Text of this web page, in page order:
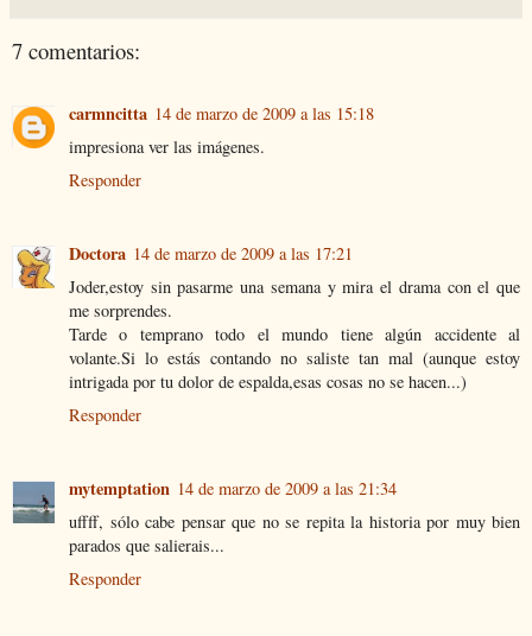
7 comentarios:
carmncitta 14 de marzo de 2009 a las 15:18
impresiona ver las imágenes.
Responder
Doctora 14 de marzo de 2009 a las 17:21
Joder,estoy sin pasarme una semana y mira el drama con el que
me sorprendes.
Tarde o temprano todo el mundo tiene algún accidente al
volante.Si lo estás contando no saliste tan mal (aunque estoy
intrigada por tu dolor de espalda,esas cosas no se hacen...)
Responder
mytemptation 14 de marzo de 2009 a las 21:34
uffff, sólo cabe pensar que no se repita la historia por muy bien
parados que salierais...
Responder